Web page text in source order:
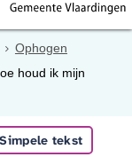
Ophogen
houd ik mijn
Simpele tekst